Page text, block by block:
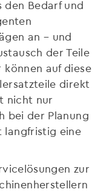
den Bedarf und
an – und
der Teile
auf diese
direkt
nicht nur
bei der Planung
langfristig eine
zur